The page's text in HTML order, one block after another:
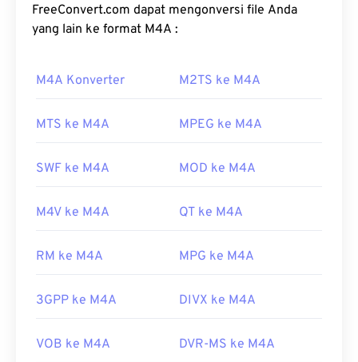
namun kualitasnya lebih baik daripada berkasMP3
, yang memiliki kesamaan paling banyak,
M4A?
Berkas M4A dapat dibuka di sebagian besar
Bagi pengguna Apple, iTunes adalah program
pengguna Windows, program default-nya adalah
melihat pratinjau berkas M4A dengan menyorot
Selain itu, M4A dibuka di
pemutar media VLC
FreeConvert.com dapat mengonversi file Anda
yang lain ke format M4A :
M4A Konverter M2TS ke M4A
MTS ke M4A MPEG ke M4A
SWF ke M4A MOD ke M4A
M4V ke M4A QT ke M4A
RM ke M4A MPG ke M4A
3GPP ke M4A DIVX ke M4A
VOB ke M4A DVR-MS ke M4A